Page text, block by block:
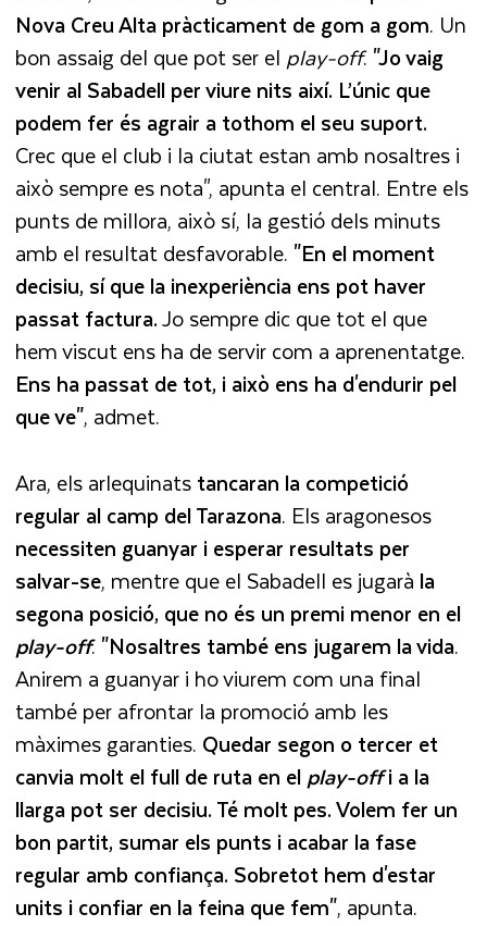
Nova Creu Alta pràcticament de gom a gom. Un
bon assaig del que pot ser el play-off."Jo vaig
venir al Sabadell per viure nits així. L’únic que
podem fer és agrair a tothom el seu suport.
Crec que el club i la ciutat estan amb nosaltres i
això sempre es nota", apunta el central. Entre els
punts de millora, això sí, la gestió dels minuts
amb el resultat desfavorable. "En el moment
decisiu, sí que la inexperiència ens pot haver
passat factura.Jo sempre dic que tot el que
hem viscut ens ha de servir com a aprenentatge.
Ens ha passat de tot, i això ens ha d'endurir pel
que ve", admet.
Ara, els arlequinatstancaran la competició
regular al camp del Tarazona. Els aragonesos
necessiten guanyar i esperar resultats per
salvar-se, mentre que el Sabadell es jugarà la
segona posició, que no és un premi menor en el
play-off."Nosaltres també ens jugarem la vida.
Anirem a guanyar i ho viurem com una final
també per afrontar la promoció amb les
màximes garanties. Quedar segon o tercer et
canvia molt el full de ruta en elplay-offi a la
llarga pot ser decisiu. Té molt pes. Volem fer un
bon partit, sumar els punts i acabar la fase
regular amb confiança. Sobretot hem d'estar
units i confiar en la feina que fem", apunta.